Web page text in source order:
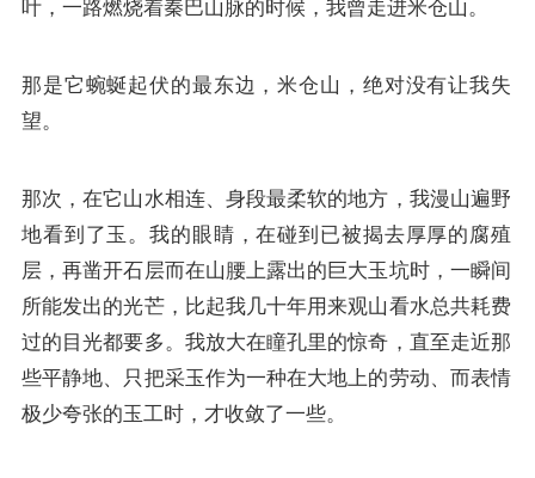
叶，一路燃烧着秦巴山脉的时候，我曾走进米仓山。
那是它蜿蜒起伏的最东边，米仓山，绝对没有让我失
望。
那次，在它山水相连、身段最柔软的地方，我漫山遍野
地看到了玉。我的眼睛，在碰到已被揭去厚厚的腐殖
层，再凿开石层而在山腰上露出的巨大玉坑时，一瞬间
所能发出的光芒，比起我几十年用来观山看水总共耗费
过的目光都要多。我放大在瞳孔里的惊奇，直至走近那
些平静地、只把采玉作为一种在大地上的劳动、而表情
极少夸张的玉工时，才收敛了一些。